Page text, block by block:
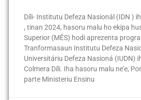
Díli- Institutu Defeza Nasionál (IDN )
, tinan 2024, hasoru malu ho ekipa
Superior (MÊS) hodi aprezenta
Tranformasaun Institutu Defeza
Universitáriu Defeza Nasioná (IUDN)
Colmera Díli. Iha hasoru malu ne’e,
parte Ministeriu Ensinu